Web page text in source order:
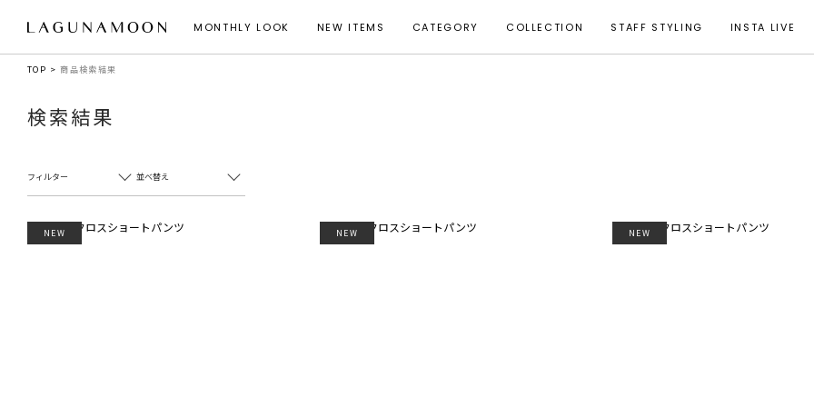
MONTHLY LOOK NEW ITEMS CATEGORY COLLECTION STAFF STYLING INSTA LIVE
TOP 商品検索結果
検索結果
フィルター 並べ替え
NEW NEW NEW